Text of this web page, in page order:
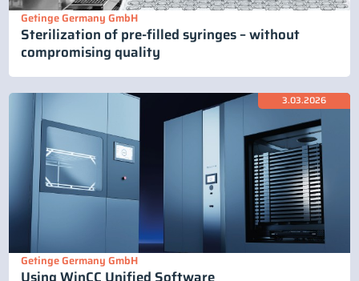
Getinge Germany GmbH
Sterilization of pre-filled syringes – without
compromising quality
3.03.2026
Getinge Germany GmbH